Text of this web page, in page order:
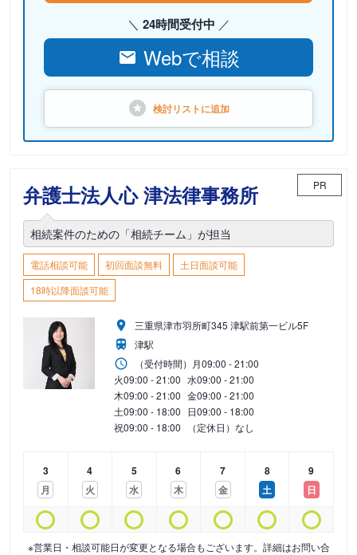
24時間受付中
Webで相談
検討リストに追加
弁護士法人心 津法律事務所 PR
相続案件のための「相続チーム」が担当
電話相談可能 初回面談無料
土日面談可能
18時以降面談可能
三重県津市羽所町345 津駅前第一ビル5F
津駅
（受付時間） 月09:00 - 21:00
火09:00 - 21:00 水09:00 - 21:00
木09:00 - 21:00 金09:00 - 21:00
土09:00 - 18:00 日09:00 - 18:00
祝09:00 - 18:00 （定休日）なし
3
月
4
火
5
水
6
木
7
金
8
土
9
日
※営業日・相談可能日が変更となる場合もございます。詳細はお問い合